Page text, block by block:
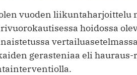
vuoden liikuntaharjoittelu
hoidossa
gera­steniaa eli